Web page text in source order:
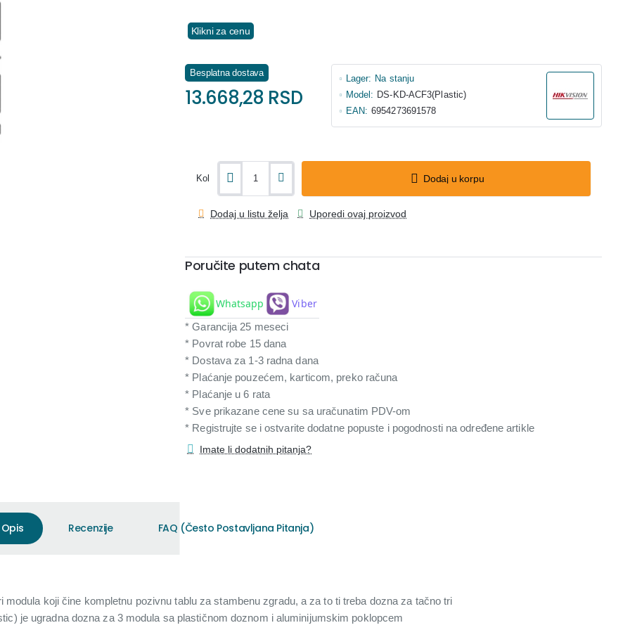
Klikni za cenu
Besplatna dostava
13.668,28 RSD
Lager: Na stanju
Model: DS-KD-ACF3(Plastic)
EAN: 6954273691578
Kol Dodaj u korpu
Dodaj u listu želja Uporedi ovaj proizvod
Poručite putem chata
Whatsapp Viber
* Garancija 25 meseci
* Povrat robe 15 dana
* Dostava za 1-3 radna dana
* Plaćanje pouzećem, karticom, preko računa
* Plaćanje u 6 rata
* Sve prikazane cene su sa uračunatim PDV-om
* Registrujte se i ostvarite dodatne popuste i pogodnosti na određene artikle
Imate li dodatnih pitanja?
Opis Recenzije FAQ (Često Postavljana Pitanja)
koji čine kompletnu pozivnu tablu za stambenu zgradu, a za to ti treba dozna za tačno tri
je ugradna dozna za 3 modula sa plastičnom doznom i aluminijumskim poklopcem